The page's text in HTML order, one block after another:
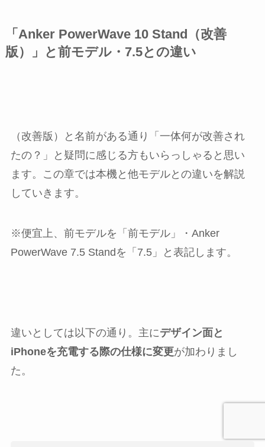
「Anker PowerWave 10 Stand（改善
版）」と前モデル・7.5との違い
（改善版）と名前がある通り「一体何が改善され
たの？」と疑問に感じる方もいらっしゃると思い
ます。この章では本機と他モデルとの違いを解説
していきます。
※便宜上、前モデルを「前モデル」・Anker
PowerWave 7.5 Standを「7.5」と表記します。
違いとしては以下の通り。主にデザイン面と
iPhoneを充電する際の仕様に変更が加わりまし
た。